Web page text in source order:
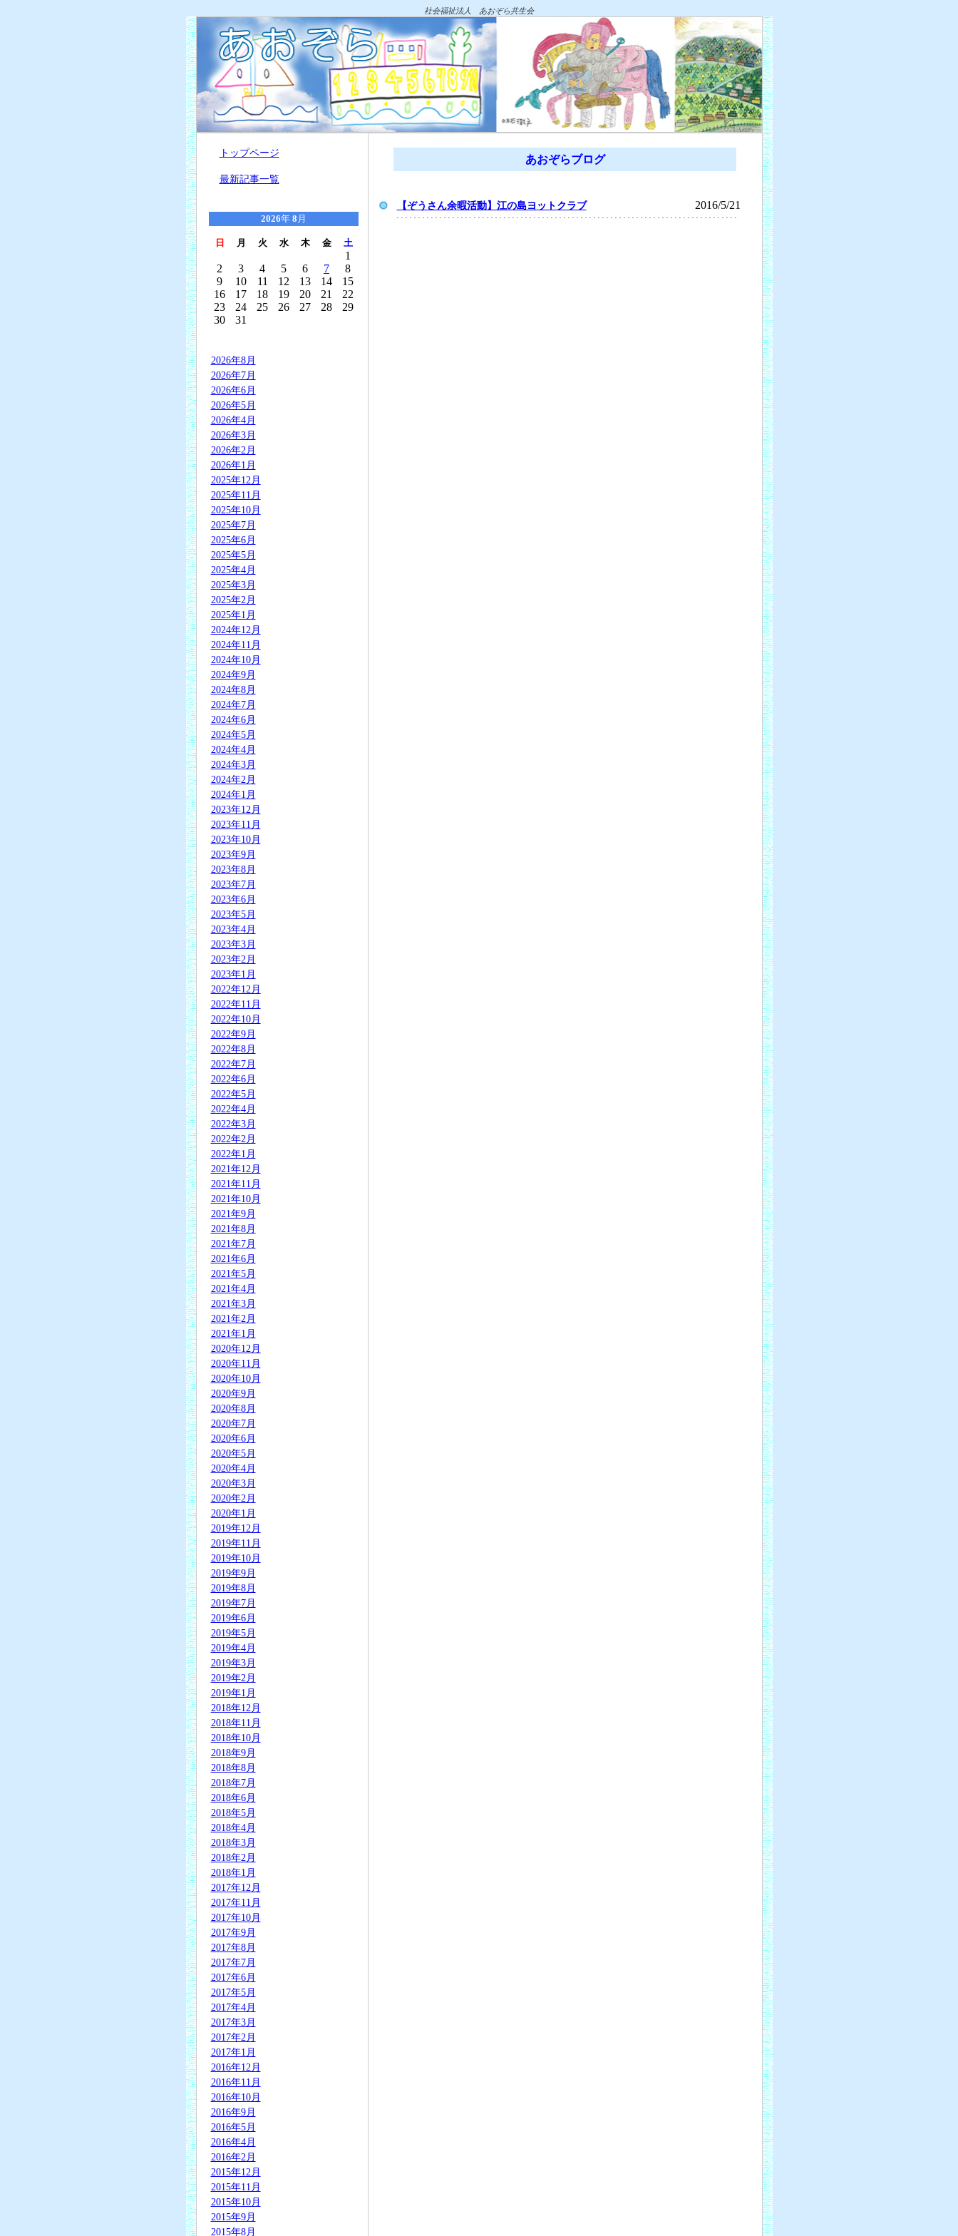
社会福祉法人 あおぞら共生会
トップページ
最新記事一覧
2026年 8 月
日 月 火 水 木 金 土
1
2
3 4 5 6 7
8
9
10 11 12 13 14
15
16
17 18 19 20 21
22
23
24 25 26 27 28
29
30
31
2026年8月
2026年7月
2026年6月
2026年5月
2026年4月
2026年3月
2026年2月
2026年1月
2025年12月
2025年11月
2025年10月
2025年7月
2025年6月
2025年5月
2025年4月
2025年3月
2025年2月
2025年1月
2024年12月
2024年11月
2024年10月
2024年9月
2024年8月
2024年7月
2024年6月
2024年5月
2024年4月
2024年3月
2024年2月
2024年1月
2023年12月
2023年11月
2023年10月
2023年9月
2023年8月
2023年7月
2023年6月
2023年5月
2023年4月
2023年3月
2023年2月
2023年1月
2022年12月
2022年11月
2022年10月
2022年9月
2022年8月
2022年7月
2022年6月
2022年5月
2022年4月
2022年3月
2022年2月
2022年1月
2021年12月
2021年11月
2021年10月
2021年9月
2021年8月
2021年7月
2021年6月
2021年5月
2021年4月
2021年3月
2021年2月
2021年1月
2020年12月
2020年11月
2020年10月
2020年9月
2020年8月
2020年7月
2020年6月
2020年5月
2020年4月
2020年3月
2020年2月
2020年1月
2019年12月
2019年11月
2019年10月
2019年9月
2019年8月
2019年7月
2019年6月
2019年5月
2019年4月
2019年3月
2019年2月
2019年1月
2018年12月
2018年11月
2018年10月
2018年9月
2018年8月
2018年7月
2018年6月
2018年5月
2018年4月
2018年3月
2018年2月
2018年1月
2017年12月
2017年11月
2017年10月
2017年9月
2017年8月
2017年7月
2017年6月
2017年5月
2017年4月
2017年3月
2017年2月
2017年1月
2016年12月
2016年11月
2016年10月
2016年9月
2016年5月
2016年4月
2016年2月
2015年12月
2015年11月
2015年10月
2015年9月
2015年8月
あおぞらブログ
【ぞうさん余暇活動】江の島ヨットクラブ 2016/5/21